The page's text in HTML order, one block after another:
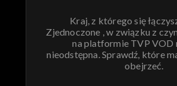
Kraj, z którego się
Zjednoczone , w związku z
na platformie TVP VOD
nieodstępna. Sprawdź, które
obejrzeć.